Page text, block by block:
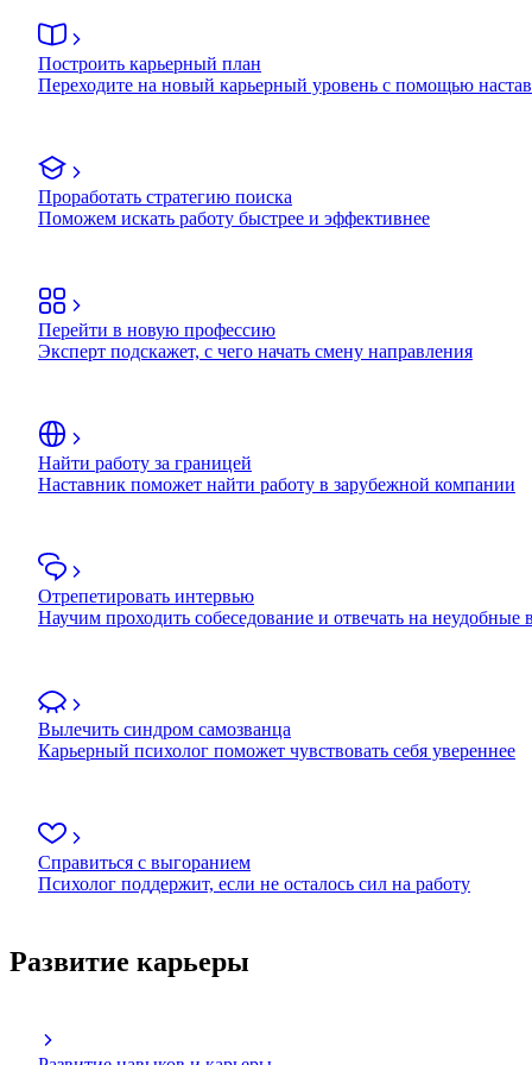
Построить карьерный план
Переходите на новый карьерный уровень с помощью
Проработать стратегию поиска
Поможем искать работу быстрее и эффективнее
Перейти в новую профессию
Эксперт подскажет, с чего начать смену направления
Найти работу за границей
Наставник поможет найти работу в зарубежной компании
Отрепетировать интервью
Научим проходить собеседование и отвечать на неудобные
Вылечить синдром самозванца
Карьерный психолог поможет чувствовать себя увереннее
Справиться с выгоранием
Психолог поддержит, если не осталось сил на работу
Развитие карьеры